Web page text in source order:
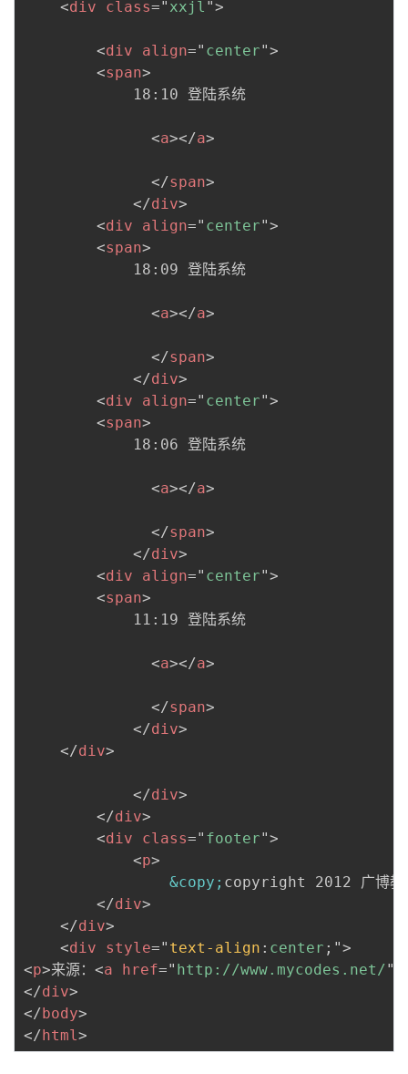
<div class=" xxjl ">
<div align=" center">
<span>
            18:10 登陆系统
<a></a>
</span>
</div>
<div align=" center">
<span>
            18:09 登陆系统
<a></a>
</span>
</div>
<div align=" center">
<span>
            18:06 登陆系统
<a></a>
</span>
</div>
<div align=" center">
<span>
            11:19 登陆系统
<a></a>
</span>
</div>
</div>
</div>
</div>
<div class=" footer">
<p>
&copy; copyright 2012 广博
</div>
</div>
<div style=" text-align : center ; ">
<p>来源： <a href=" http://www.mycodes.net/"
</div>
</ body>
</ html>